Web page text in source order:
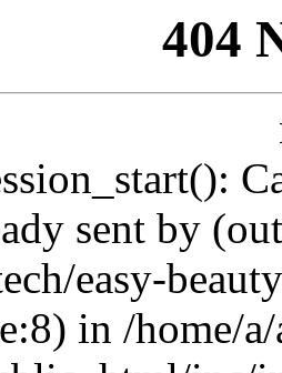
404
sent by
easy-
in /home/